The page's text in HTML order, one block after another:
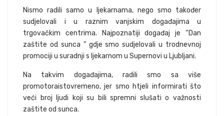
Nismo radili samo u ljekarnama, nego smo također
sudjelovali i u raznim vanjskim događajima u
trgovačkim centrima. Najpoznatiji događaj je “Dan
zaštite od sunca ” gdje smo sudjelovali u trodnevnoj
promociji u suradnji s ljekarnom u Supernovi u Ljubljani.
Na takvim događajima, radili smo sa više
promotoraistovremeno, jer smo htjeli informirati što
veći broj ljudi koji su bili spremni slušati o važnosti
zaštite od sunca.